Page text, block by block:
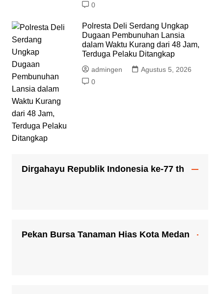
0
Polresta Deli Serdang Ungkap
Dugaan Pembunuhan Lansia
dalam Waktu Kurang dari 48 Jam,
Terduga Pelaku Ditangkap
admingen
Agustus 5, 2026
0
Dirgahayu Republik Indonesia ke-77 th
Pekan Bursa Tanaman Hias Kota Medan